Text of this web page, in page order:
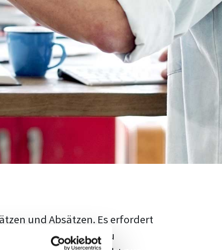
und Absätzen. Es erfordert
adäquat zu